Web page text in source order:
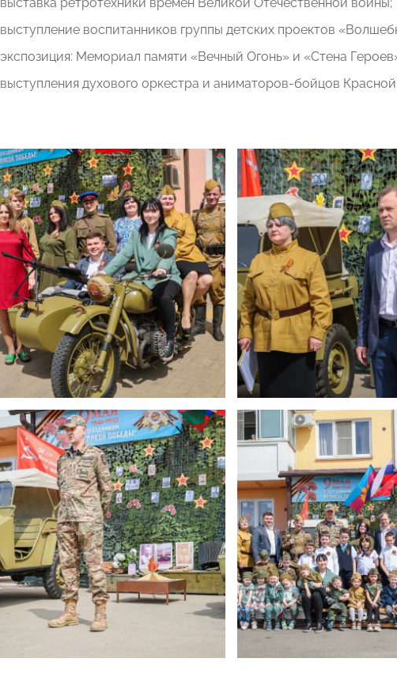
выступление воспитанников группы детских проектов
экспозиция: Мемориал памяти «Вечный Огонь» и «Стена
выступления духового оркестра и аниматоров-бойцов